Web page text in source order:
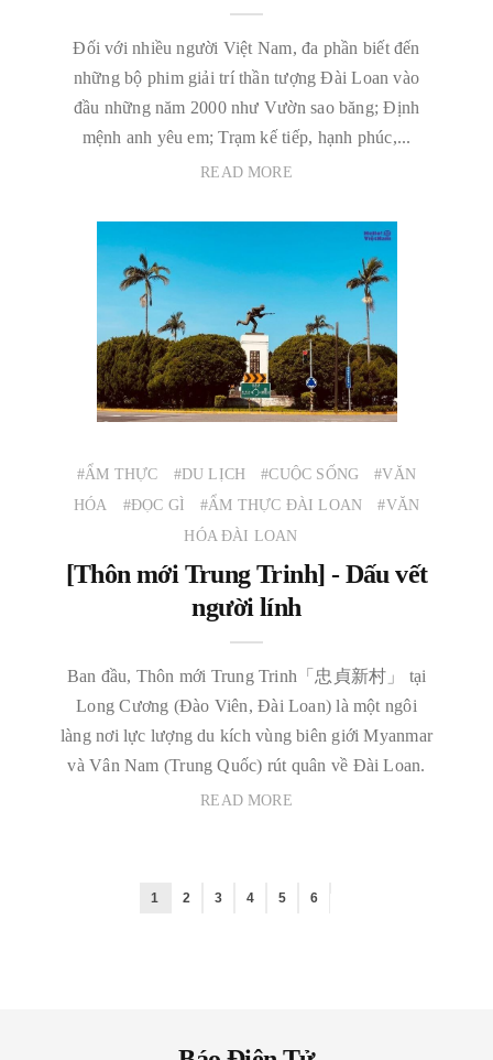
Đối với nhiều người Việt Nam, đa phần biết đến
những bộ phim giải trí thần tượng Đài Loan vào
đầu những năm 2000 như Vườn sao băng; Định
mệnh anh yêu em; Trạm kế tiếp, hạnh phúc,...
READ MORE
#ẨM THỰC #DU LỊCH #CUỘC SỐNG
#VĂN
HÓA
#ĐỌC GÌ #ẨM THỰC ĐÀI LOAN
#VĂN
HÓA ĐÀI LOAN
[Thôn mới Trung Trinh] - Dấu vết
người lính
Ban đầu, Thôn mới Trung Trinh「忠貞新村」 tại
Long Cương (Đào Viên, Đài Loan) là một ngôi
làng nơi lực lượng du kích vùng biên giới Myanmar
và Vân Nam (Trung Quốc) rút quân về Đài Loan.
READ MORE
1 2 3 4 5 6